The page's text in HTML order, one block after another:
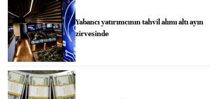
Yabancı yatırımcının tahvil alımı altı ayın
zirvesinde